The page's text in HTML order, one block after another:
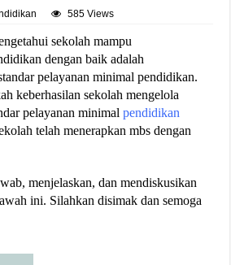
585 Views
sekolah mampu
dengan baik adalah
pelayanan minimal pendidikan.
keberhasilan sekolah mengelola
pelayanan minimalpendidikan
telah menerapkan mbs dengan
menjelaskan, dan mendiskusikan
ini. Silahkan disimak dan semoga